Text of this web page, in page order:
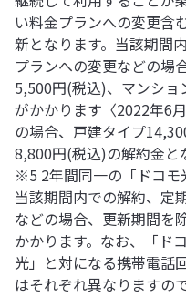
い料金プランへの変更含
新となります。当該期間
プランへの変更などの場
5,500円(税込)、マンシ
がかかります〈2022年6
の場合、戸建タイプ
8,800円(税込)の解約金と
※5 2年間同一の「ドコモ
当該期間内での解約、定
などの場合、更新期間を
かかります。なお、「ド
光」と対になる携帯電話
はそれぞれ異なりますの